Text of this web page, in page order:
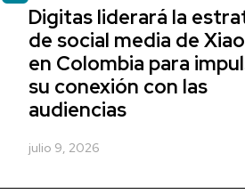
Digitas liderará la
de social media de
en Colombia para
su conexión con las
audiencias
julio 9, 2026